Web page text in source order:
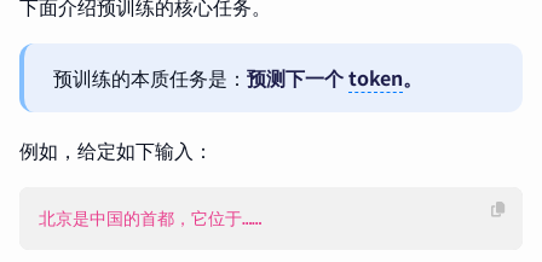
预训练的本质任务是： 预测下一个token。
例如，给定如下输入：
北京是中国的首都，它位于……